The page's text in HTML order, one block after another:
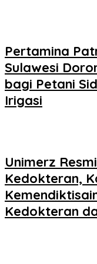
Pertamina
Sulawesi
bagi Petani
Irigasi
Unimerz
Kedokteran,
Kedokteran